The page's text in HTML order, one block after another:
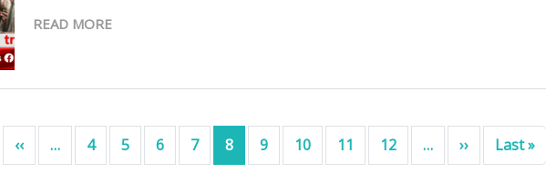
READ MORE
page
‹‹Page précédente
… 4 5 6 7 8 9 10 11 12 … ››PageLast »